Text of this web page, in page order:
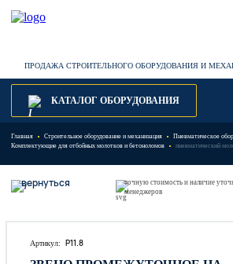
ПРОДАЖА СТРОИТЕЛЬНОГО ОБОРУДОВАНИЯ И
КАТАЛОГ ОБОРУДОВАНИЯ
Главная Строительное оборудование и механизация
Пневматическое
Комплектующие для отбойных молотков и бетоноломов
пневматический
вернуться
точную стоимость и наличие
менеджеров
Артикул: P11.8